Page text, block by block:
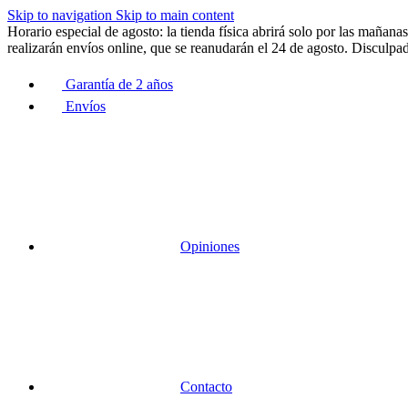
Skip to navigation Skip to main content
Horario especial de agosto: la tienda física abrirá solo por las
realizarán envíos online, que se reanudarán el 24 de agosto.
Garantía de 2 años
Envíos
Opiniones
Contacto